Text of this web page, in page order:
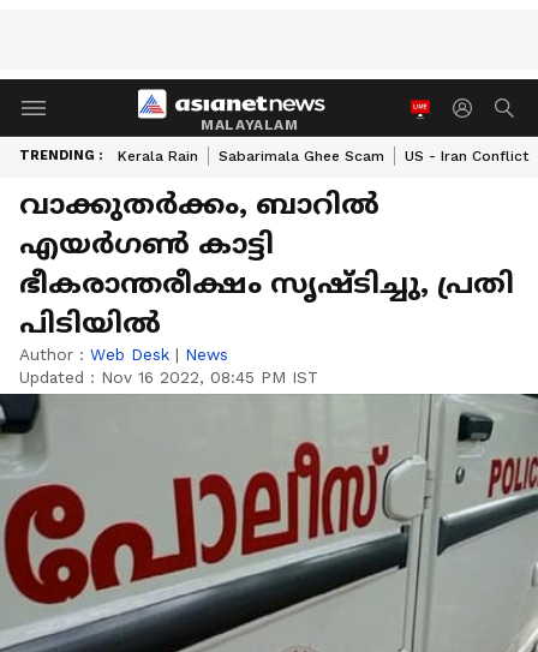
MALAYALAM
TRENDING : Kerala Rain Sabarimala Ghee Scam US - Iran Conflict
വാക്കുതര്‍ക്കം, ബാറില്‍
എയര്‍ഗണ്‍ കാട്ടി
ഭീകരാന്തരീക്ഷം സൃഷ്ടിച്ചു, പ്രതി
പിടിയില്‍
Author : Web Desk | News
Updated : Nov 16 2022, 08:45 PM IST